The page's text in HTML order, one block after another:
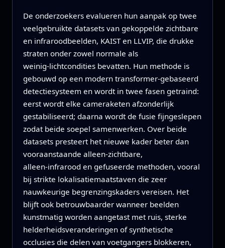
De onderzoekers evalueren hun aanpak op twee
veelgebruikte datasets van gekoppelde zichtbare
en infraroodbeelden, KAIST en LLVIP, die drukke
straten onder zowel normale als
weinig‑lichtcondities bevatten. Hun methode is
gebouwd op een modern transformer‑gebaseerd
detectiesysteem en wordt in twee fasen getraind:
eerst wordt elke cameraketen afzonderlijk
gestabiliseerd; daarna wordt de fusie fijngeslepen
zodat beide soepel samenwerken. Over beide
datasets presteert het nieuwe kader beter dan
vooraanstaande alleen‑zichtbare,
alleen‑infrarood en gefuseerde methoden, vooral
bij strikte lokalisatiemaatstaven die zeer
nauwkeurige begrenzingskaders vereisen. Het
blijft ook betrouwbaarder wanneer beelden
kunstmatig worden aangetast met ruis, sterke
helderheidsveranderingen of synthetische
occlusies die delen van voetgangers blokkeren,